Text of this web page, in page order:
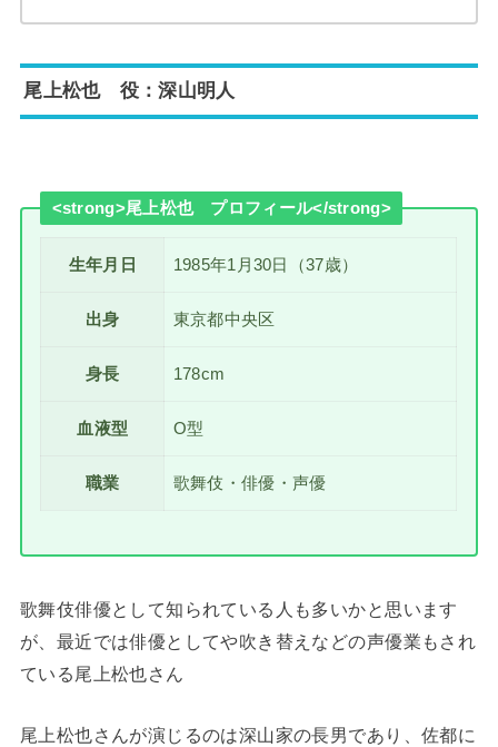
尾上松也 役：深山明人
<strong>尾上松也 プロフィール</strong>
生年月日 1985年1月30日（37歳）
出身 東京都中央区
身長 178cm
血液型 O型
職業 歌舞伎・俳優・声優
歌舞伎俳優として知られている人も多いかと思います
が、最近では俳優としてや吹き替えなどの声優業もされ
ている尾上松也さん
尾上松也さんが演じるのは深山家の長男であり、佐都に